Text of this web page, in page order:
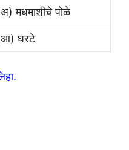
मधमाशीचे पोळे
घरटे